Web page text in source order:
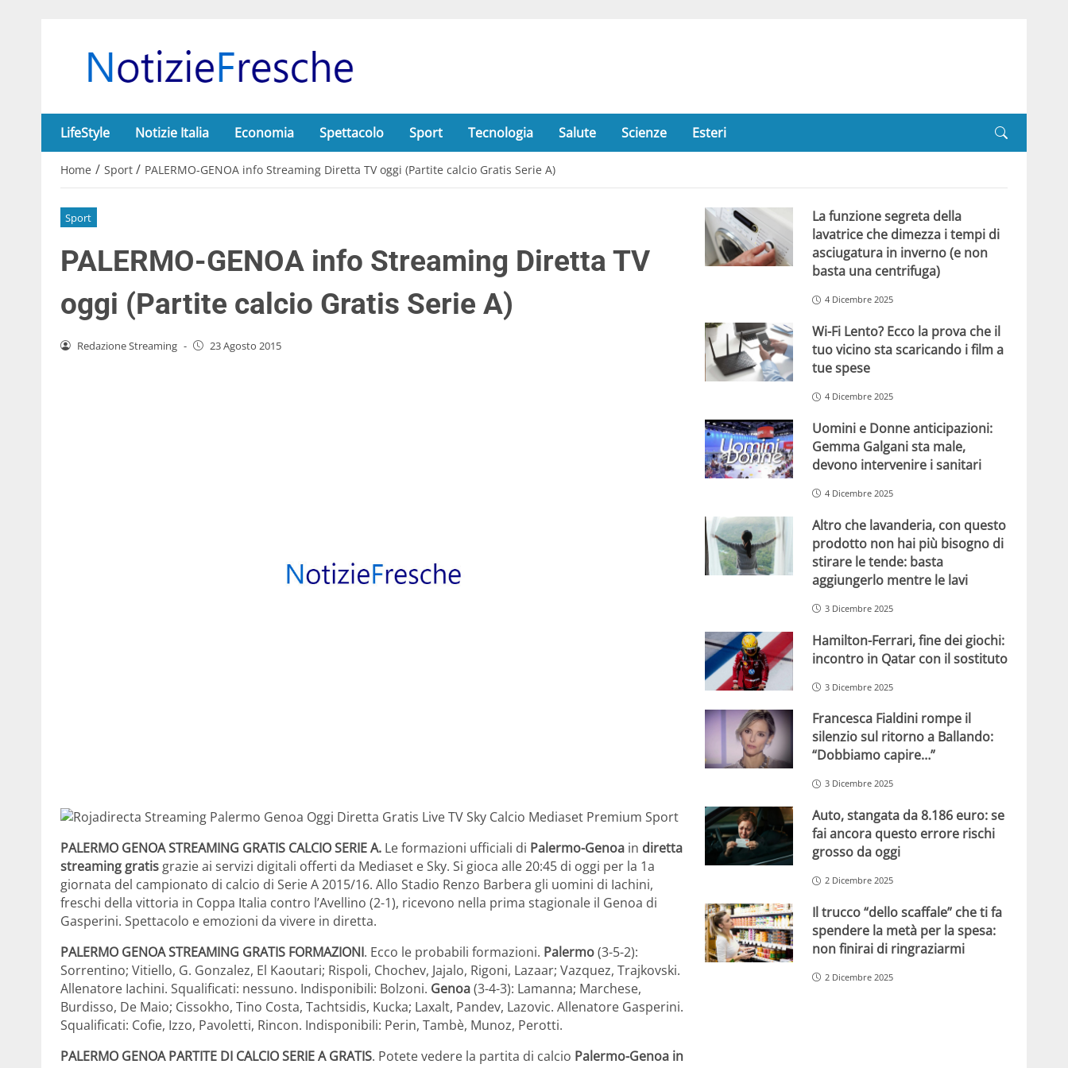
LifeStyle Notizie Italia Economia Spettacolo Sport Tecnologia Salute Scienze Esteri
Home / Sport / PALERMO-GENOA info Streaming Diretta TV oggi (Partite calcio Gratis Serie A)
Sport
PALERMO-GENOA info Streaming Diretta TV
oggi (Partite calcio Gratis Serie A)
Redazione Streaming - 23 Agosto 2015
PALERMO GENOA STREAMING GRATIS CALCIO SERIE A. Le formazioni ufficiali di Palermo-Genoa in diretta
streaming gratisgrazie ai servizi digitali offerti da Mediaset e Sky. Si gioca alle 20:45 di oggi per la 1a
giornata del campionato di calcio di Serie A 2015/16. Allo Stadio Renzo Barbera gli uomini di Iachini,
freschi della vittoria in Coppa Italia contro l’Avellino (2-1), ricevono nella prima stagionale il Genoa di
Gasperini. Spettacolo e emozioni da vivere in diretta.
PALERMO GENOA STREAMING GRATIS FORMAZIONI. Ecco le probabili formazioni. Palermo(3-5-2):
Sorrentino; Vitiello, G. Gonzalez, El Kaoutari; Rispoli, Chochev, Jajalo, Rigoni, Lazaar; Vazquez, Trajkovski.
Allenatore Iachini. Squalificati: nessuno. Indisponibili: Bolzoni. Genoa(3-4-3): Lamanna; Marchese,
Burdisso, De Maio; Cissokho, Tino Costa, Tachtsidis, Kucka; Laxalt, Pandev, Lazovic. Allenatore Gasperini.
Squalificati: Cofie, Izzo, Pavoletti, Rincon. Indisponibili: Perin, Tambè, Munoz, Perotti.
PALERMO GENOA PARTITE DI CALCIO SERIE A GRATIS. Potete vedere la partita di calcio Palermo-Genoa in
La funzione segreta della
lavatrice che dimezza i tempi di
asciugatura in inverno (e non
basta una centrifuga)
4 Dicembre 2025
Wi-Fi Lento? Ecco la prova che il
tuo vicino sta scaricando i film a
tue spese
4 Dicembre 2025
Uomini e Donne anticipazioni:
Gemma Galgani sta male,
devono intervenire i sanitari
4 Dicembre 2025
Altro che lavanderia, con questo
prodotto non hai più bisogno di
stirare le tende: basta
aggiungerlo mentre le lavi
3 Dicembre 2025
Hamilton-Ferrari, fine dei giochi:
incontro in Qatar con il sostituto
3 Dicembre 2025
Francesca Fialdini rompe il
silenzio sul ritorno a Ballando:
“Dobbiamo capire…”
3 Dicembre 2025
Auto, stangata da 8.186 euro: se
fai ancora questo errore rischi
grosso da oggi
2 Dicembre 2025
Il trucco “dello scaffale” che ti fa
spendere la metà per la spesa:
non finirai di ringraziarmi
2 Dicembre 2025